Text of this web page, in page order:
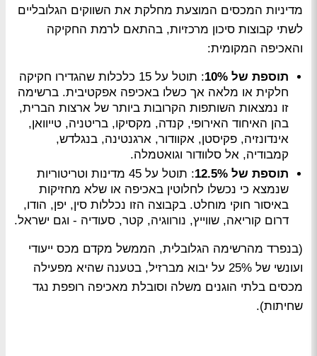
מדיניות המכסים המוצעת מחלקת את השווקים הגלובליים
לשתי קבוצות סיכון מרכזיות, בהתאם לרמת החקיקה
והאכיפה המקומית:
תוספת של 10%
: תוטל על 15 כלכלות שהגדירו חקיקה
חלקית או מלאה אך כשלו באכיפה אפקטיבית. ברשימה
זו נמצאות השותפות הקרובות ביותר של ארצות הברית,
בהן האיחוד האירופי, קנדה, מקסיקו, בריטניה, טייוואן,
אינדונזיה, פקיסטן, אקוודור, ארגנטינה, בנגלדש,
קמבודיה, אל סלוודור וגואטמלה.
תוספת של 12.5%
: תוטל על 45 מדינות וטריטוריות
שנמצא כי נכשלו לחלוטין באכיפה או שלא מחזיקות
באיסור חוקי מוחלט. בקבוצה הזו נכללות סין, יפן, הודו,
דרום קוריאה, שווייץ, נורווגיה, קטר, סעודיה - וגם ישראל.
(בנפרד מהרשימה הגלובלית, הממשל מקדם מכס ייעודי
ועונשי של 25% על יבוא מברזיל, בטענה שהיא מפעילה
מכסים בלתי הוגנים משלה וסובלת מאכיפה רופפת נגד
שחיתות).